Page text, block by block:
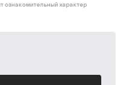
ознакомительный характер